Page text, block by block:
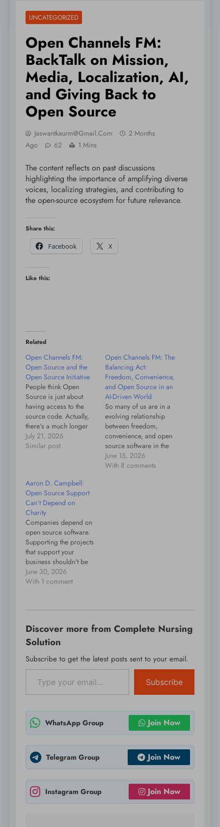
UNCATEGORIZED
Open Channels FM:
BackTalk on Mission,
Media, Localization, AI,
and Giving Back to
Open Source
Jaswantkaurm@gmail.com
2 Months
Ago
62 1 Mins
The content reflects on past discussions
highlighting the importance of amplifying diverse
voices, localizing strategies, and contributing to
the open-source ecosystem for future relevance.
Share this:
Facebook
X
Like this:
Related
Open Channels FM:
Open Source and the
Open Source Initiative
People think Open
Source is just about
having access to the
source code. Actually,
there’s a much longer
history behind it. Open
Source existed before
Universities started
giving away software
like Unix for free under
small licenses like…
July 21, 2026
Similar post
Open Channels FM: The
Balancing Act:
Freedom, Convenience,
and Open Source in an
AI-Driven World
So many of us are in a
evolving relationship
between freedom,
convenience, and open
source software in the
world shaped by AI.
The promise of
June 15, 2026
With 8 comments
Aaron D. Campbell:
Open Source Support
Can’t Depend on
Charity
Companies depend on
open source software.
Supporting the projects
that support your
business shouldn't be
treated as charity; it
should be part of
ecosystem, and user
on. The post Open
Source Support Can’t
appeared first on Aaron
D. Campbell.
June 30, 2026
With 1 comment
Discover more from Complete Nursing
Solution
Subscribe to get the latest posts sent to your email.
Type your email…
Subscribe
WhatsApp Group Join Now
Telegram Group Join Now
Instagram Group Join Now